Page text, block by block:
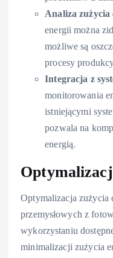
Analiza zużycia
energii można
możliwe są
procesy
Integracja z
monitorowania
istniejącymi
pozwala na
energią.
Optymalizacja zużycia
przemysłowych z
wykorzystaniu
minimalizacji zużycia